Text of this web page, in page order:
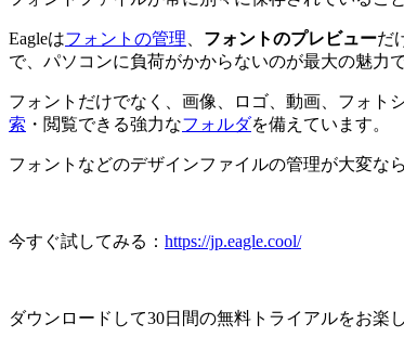
Eagleはフォントの管理 フォントのプレビューだ
で、パソコンに負荷がかからないのが最大の魅力で
フォントだけでなく、画像、ロゴ、動画、フォト
索 ・閲覧できる強力なフォルダを備えています。
フォントなどのデザインファイルの管理が大変な
今すぐ試してみる： https://jp.eagle.cool/
ダウンロードして30日間の無料トライアルをお楽